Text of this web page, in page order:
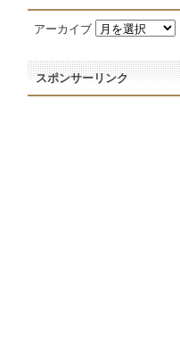
アーカイブ
スポンサーリンク